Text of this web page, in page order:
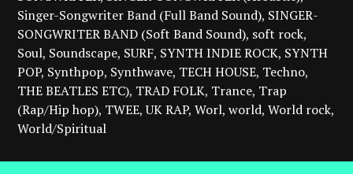
Singer-Songwriter Band (Full Band Sound) SINGER-
SONGWRITER BAND (Soft Band Sound) soft rock
Soul Soundscape SURF SYNTH INDIE ROCK SYNTH
POP Synthpop Synthwave TECH HOUSE Techno
THE BEATLES ETC) TRAD FOLK Trance Trap
(Rap/Hip hop) TWEE UK RAP Worl world World rock
World/Spiritual